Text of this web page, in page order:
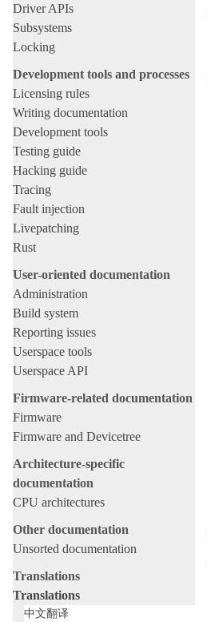
Driver APIs
Subsystems
Locking
Development tools and processes
Licensing rules
Writing documentation
Development tools
Testing guide
Hacking guide
Tracing
Fault injection
Livepatching
Rust
User-oriented documentation
Administration
Build system
Reporting issues
Userspace tools
Userspace API
Firmware-related documentation
Firmware
Firmware and Devicetree
Architecture-specific
documentation
CPU architectures
Other documentation
Unsorted documentation
Translations
Translations
中文翻译